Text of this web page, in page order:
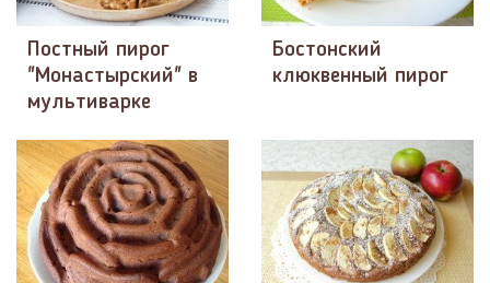
Постный пирог
"Монастырский" в
мультиварке
Бостонский
клюквенный пирог